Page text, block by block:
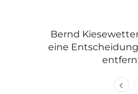
Bernd
eine